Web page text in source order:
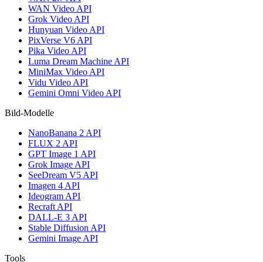
WAN Video API
Grok Video API
Hunyuan Video API
PixVerse V6 API
Pika Video API
Luma Dream Machine API
MiniMax Video API
Vidu Video API
Gemini Omni Video API
Bild-Modelle
NanoBanana 2 API
FLUX 2 API
GPT Image 1 API
Grok Image API
SeeDream V5 API
Imagen 4 API
Ideogram API
Recraft API
DALL-E 3 API
Stable Diffusion API
Gemini Image API
Tools